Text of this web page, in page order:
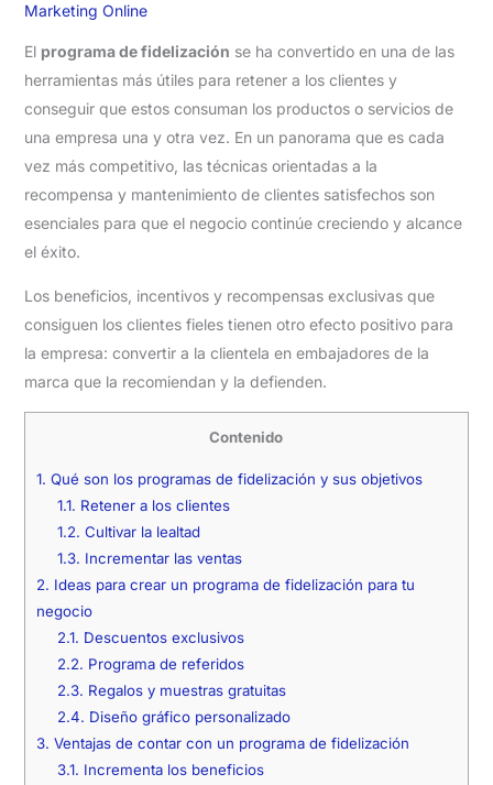
Marketing Online
El programa de fidelización se ha convertido en una de las
herramientas más útiles para retener a los clientes y
conseguir que estos consuman los productos o servicios de
una empresa una y otra vez. En un panorama que es cada
vez más competitivo, las técnicas orientadas a la
recompensa y mantenimiento de clientes satisfechos son
esenciales para que el negocio continúe creciendo y alcance
el éxito.
Los beneficios, incentivos y recompensas exclusivas que
consiguen los clientes fieles tienen otro efecto positivo para
la empresa: convertir a la clientela en embajadores de la
marca que la recomiendan y la defienden.
Contenido
1. Qué son los programas de fidelización y sus objetivos
1.1. Retener a los clientes
1.2. Cultivar la lealtad
1.3. Incrementar las ventas
2. Ideas para crear un programa de fidelización para tu
negocio
2.1. Descuentos exclusivos
2.2. Programa de referidos
2.3. Regalos y muestras gratuitas
2.4. Diseño gráfico personalizado
3. Ventajas de contar con un programa de fidelización
3.1. Incrementa los beneficios